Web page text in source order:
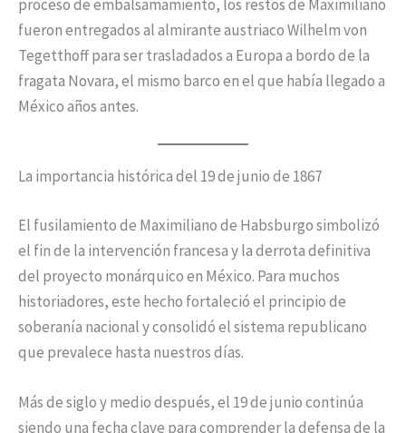
proceso de embalsamamiento, los restos de Maximiliano
fueron entregados al almirante austriaco Wilhelm von
Tegetthoff para ser trasladados a Europa a bordo de la
fragata Novara, el mismo barco en el que había llegado a
México años antes.
La importancia histórica del 19 de junio de 1867
El fusilamiento de Maximiliano de Habsburgo simbolizó
el fin de la intervención francesa y la derrota definitiva
del proyecto monárquico en México. Para muchos
historiadores, este hecho fortaleció el principio de
soberanía nacional y consolidó el sistema republicano
que prevalece hasta nuestros días.
Más de siglo y medio después, el 19 de junio continúa
siendo una fecha clave para comprender la defensa de la